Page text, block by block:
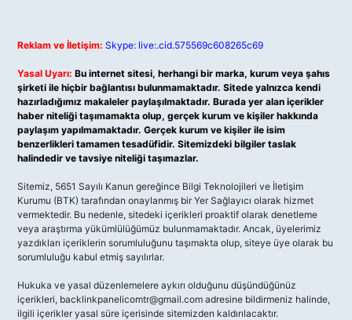
Reklam ve İletişim: Skype: live:.cid.575569c608265c69
Yasal Uyarı: Bu internet sitesi, herhangi bir marka, kurum veya şahıs
şirketi ile hiçbir bağlantısı bulunmamaktadır. Sitede yalnızca kendi
hazırladığımız makaleler paylaşılmaktadır. Burada yer alan içerikler
haber niteliği taşımamakta olup, gerçek kurum ve kişiler hakkında
paylaşım yapılmamaktadır. Gerçek kurum ve kişiler ile isim
benzerlikleri tamamen tesadüfidir. Sitemizdeki bilgiler taslak
halindedir ve tavsiye niteliği taşımazlar.
Sitemiz, 5651 Sayılı Kanun gereğince Bilgi Teknolojileri ve İletişim
Kurumu (BTK) tarafından onaylanmış bir Yer Sağlayıcı olarak hizmet
vermektedir. Bu nedenle, sitedeki içerikleri proaktif olarak denetleme
veya araştırma yükümlülüğümüz bulunmamaktadır. Ancak, üyelerimiz
yazdıkları içeriklerin sorumluluğunu taşımakta olup, siteye üye olarak bu
sorumluluğu kabul etmiş sayılırlar.
Hukuka ve yasal düzenlemelere aykırı olduğunu düşündüğünüz
içerikleri, backlinkpanelicomtr@gmail.com adresine bildirmeniz halinde,
ilgili içerikler yasal süre içerisinde sitemizden kaldırılacaktır.